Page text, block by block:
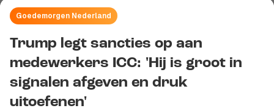
Goedemorgen Nederland
Trump legt sancties op aan
medewerkers ICC: 'Hij is groot in
signalen afgeven en druk
uitoefenen'